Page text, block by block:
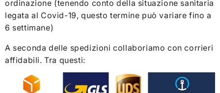
ordinazione (tenendo conto della situazione sanitaria
legata al Covid-19, questo termine può variare fino a
6 settimane)
A seconda delle spedizioni collaboriamo con corrieri
affidabili. Tra questi: